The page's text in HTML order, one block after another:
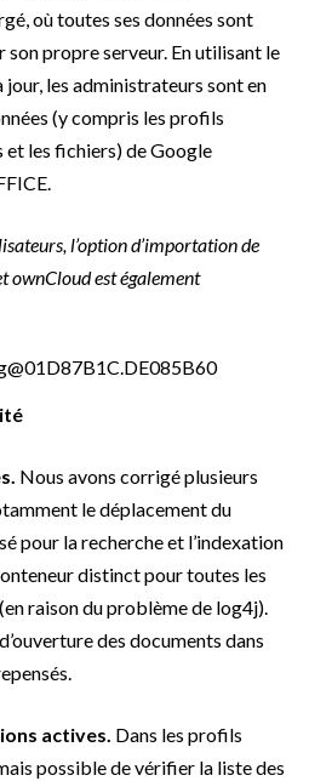
où toutes ses données sont
son propre serveur. En utilisant le
jour, les administrateurs sont en
(y compris les profils
et les fichiers) de Google
l’option d’importation de
ownCloud est également
Nous avons corrigé plusieurs
le déplacement du
pour la recherche et l’indexation
distinct pour toutes les
raison du problème de log4j).
des documents dans
actives. Dans les profils
possible de vérifier la liste des